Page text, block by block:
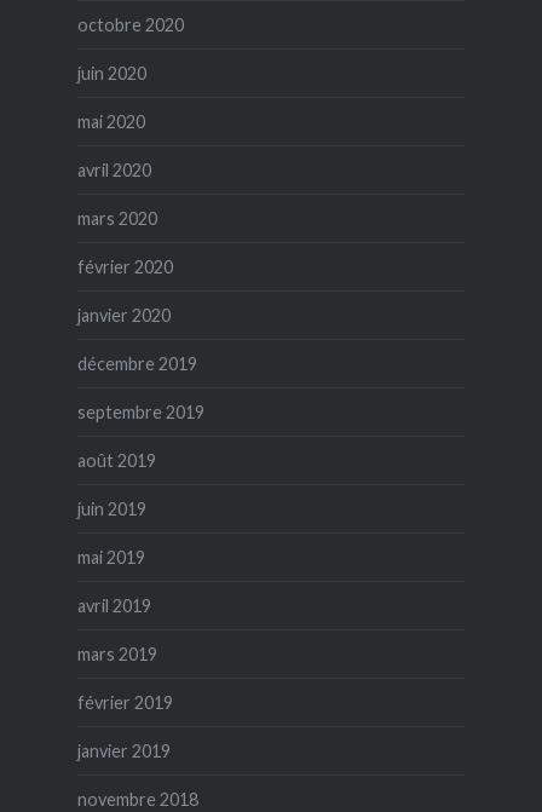
octobre 2020
juin 2020
mai 2020
avril 2020
mars 2020
février 2020
janvier 2020
décembre 2019
septembre 2019
août 2019
juin 2019
mai 2019
avril 2019
mars 2019
février 2019
janvier 2019
novembre 2018